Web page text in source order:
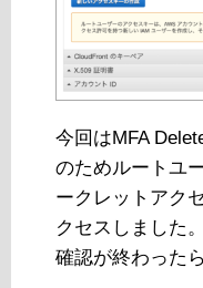
今回はMFA
のためルートユ
ークレットアク
クセスしました。
確認が終わった